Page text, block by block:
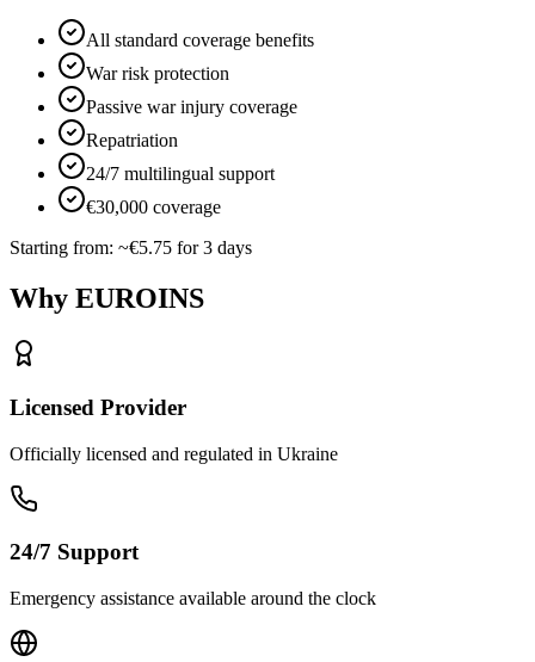
All standard coverage benefits
War risk protection
Passive war injury coverage
Repatriation
24/7 multilingual support
€30,000 coverage
Starting from: ~€5.75 for 3 days
Why EUROINS
Licensed Provider
Officially licensed and regulated in Ukraine
24/7 Support
Emergency assistance available around the clock